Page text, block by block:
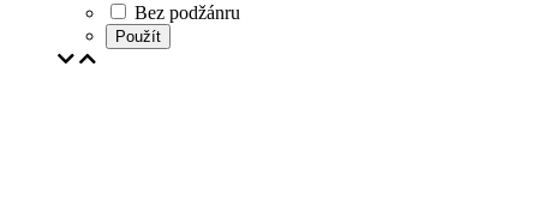
Bez podžánru
Použít